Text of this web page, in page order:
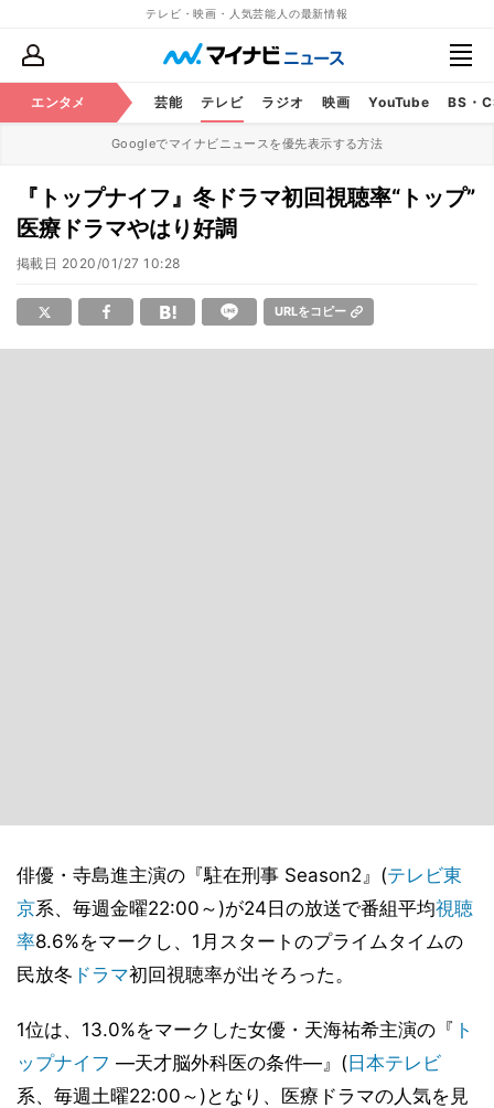
テレビ・映画・人気芸能人の最新情報
エンタメ 芸能 テレビ ラジオ 映画 YouTube BS・
Googleでマイナビニュースを優先表示する方法
『トップナイフ』冬ドラマ初回視聴率“トップ”
医療ドラマやはり好調
掲載日 2020/01/27 10:28
URLをコピー
俳優・寺島進主演の『駐在刑事 Season2』(テレビ東
京系、毎週金曜22:00～)が24日の放送で番組平均視聴
率8.6%をマークし、1月スタートのプライムタイムの
民放冬 ドラマ初回視聴率が出そろった。
1位は、13.0%をマークした女優・天海祐希主演の『 ト
ップナイフ ―天才脳外科医の条件―』( 日本テレビ
系、毎週土曜22:00～)となり、医療ドラマの人気を見